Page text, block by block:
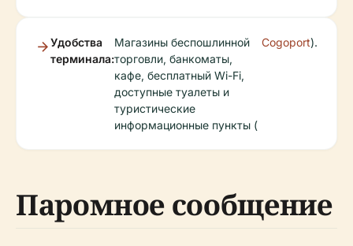
Удобства
терминала:
Магазины беспошлинной
торговли, банкоматы,
кафе, бесплатный Wi-Fi,
доступные туалеты и
туристические
информационные пункты (
Cogoport).
Паромное сообщение